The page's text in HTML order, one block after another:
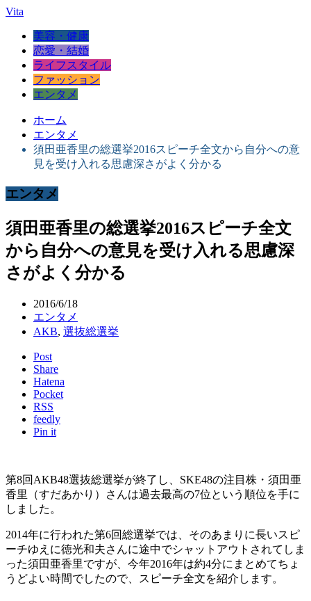
Vita
美容・健康
恋愛・結婚
ライフスタイル
ファッション
エンタメ
ホーム
エンタメ
須田亜香里の総選挙2016スピーチ全文から自分への意
見を受け入れる思慮深さがよく分かる
エンタメ
須田亜香里の総選挙2016スピーチ全文
から自分への意見を受け入れる思慮深
さがよく分かる
2016/6/18
エンタメ
AKB, 選抜総選挙
Post
Share
Hatena
Pocket
RSS
feedly
Pin it
第8回AKB48選抜総選挙が終了し、SKE48の注目株・須田亜
香里（すだあかり）さんは過去最高の7位という順位を手に
しました。
2014年に行われた第6回総選挙では、そのあまりに長いスピ
ーチゆえに徳光和夫さんに途中でシャットアウトされてしま
った須田亜香里ですが、今年2016年は約4分にまとめてちょ
うどよい時間でしたので、スピーチ全文を紹介します。